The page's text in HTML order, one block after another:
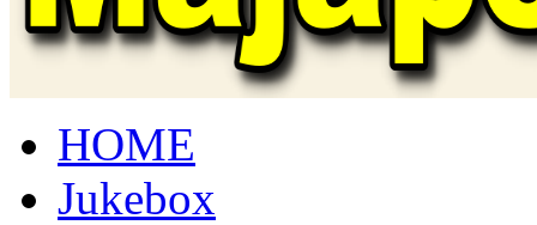
HOME
Jukebox